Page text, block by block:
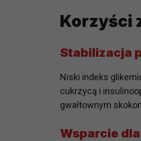
Korzyści
Stabilizacja
Niski indeks
cukrzycą i
gwałtownym
Wsparcie